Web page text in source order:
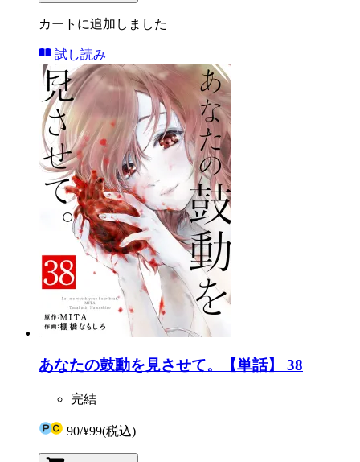
カートに追加しました
試し読み
あなたの鼓動を見させて。【単話】 38
完結
90/¥99(税込)